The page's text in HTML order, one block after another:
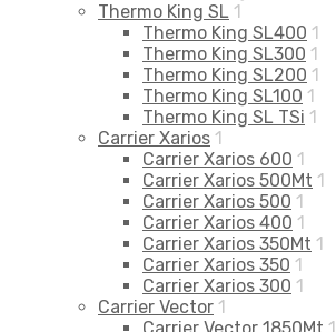
Thermo King SL 1
Thermo King SL400 1
Thermo King SL300 1
Thermo King SL200 1
Thermo King SL100 1
Thermo King SL TSi 1
Carrier Xarios 1
Carrier Xarios 600 1
Carrier Xarios 500Mt 1
Carrier Xarios 500 1
Carrier Xarios 400 1
Carrier Xarios 350Mt 1
Carrier Xarios 350 1
Carrier Xarios 300 1
Carrier Vector 1